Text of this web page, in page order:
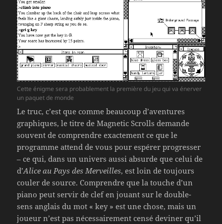
Cette énigme sera probablement la première du jeu qui va énerver
un paquet de monde
Le truc, c’est que comme beaucoup d’aventures
graphiques, le titre de Magnetic Scrolls demande
souvent de comprendre exactement ce que le
programme attend de vous pour espérer progresser
– ce qui, dans un univers aussi absurde que celui de
d’Alice au Pays des Merveilles, est loin de toujours
couler de source. Comprendre que la touche d’un
piano peut servir de clef en jouant sur le double-
sens anglais du mot « key » est une chose, mais un
joueur n’est pas nécessairement censé deviner qu’il